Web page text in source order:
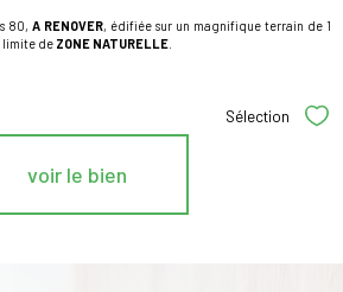
80, A RENOVER, édifiée sur un magnifique terrain de 1
limite de ZONE NATURELLE
Sélection
voir le bien